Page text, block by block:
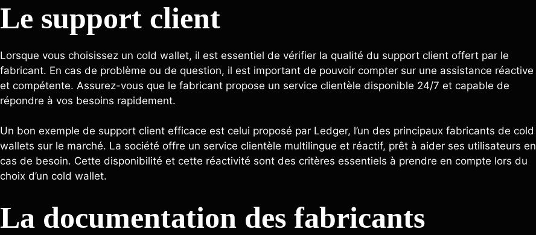
Le support client
Lorsque vous choisissez un cold wallet, il est essentiel de vérifier la qualité du support client offert par le
fabricant. En cas de problème ou de question, il est important de pouvoir compter sur une assistance réactive
et compétente. Assurez-vous que le fabricant propose un service clientèle disponible 24/7 et capable de
répondre à vos besoins rapidement.
Un bon exemple de support client efficace est celui proposé par Ledger, l’un des principaux fabricants de cold
wallets sur le marché. La société offre un service clientèle multilingue et réactif, prêt à aider ses utilisateurs en
cas de besoin. Cette disponibilité et cette réactivité sont des critères essentiels à prendre en compte lors du
choix d’un cold wallet.
La documentation des fabricants